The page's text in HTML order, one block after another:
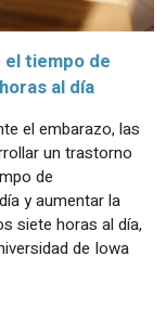
el tiempo de
al día
el embarazo, las
un trastorno
de
y aumentar la
siete horas al día,
de Iowa